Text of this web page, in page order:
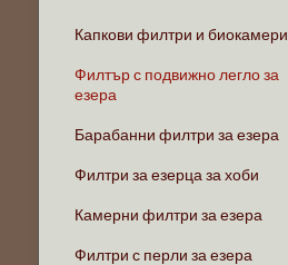
Капкови филтри и биокамери
Филтър с подвижно легло за
езера
Барабанни филтри за езера
Филтри за езерца за хоби
Камерни филтри за езера
Филтри с перли за езера